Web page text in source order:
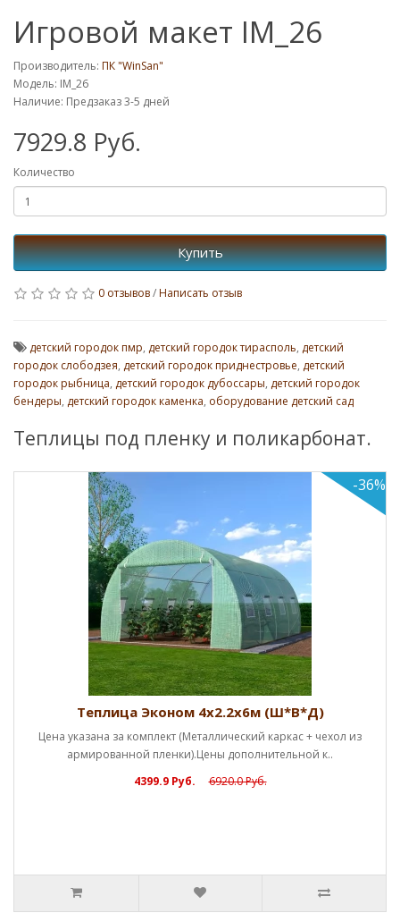
Игровой макет IM_26
Производитель: ПК "WinSan"
Модель: IM_26
Наличие: Предзаказ 3-5 дней
7929.8 Руб.
Количество
Купить
0 отзывов/Написать отзыв
детский городок пмр, детский городок тирасполь, детский
городок слободзея, детский городок приднестровье, детский
городок рыбница, детский городок дубоссары, детский городок
бендеры, детский городок каменка, оборудование детский сад
Теплицы под пленку и поликарбонат.
Теплица Эконом 4х2.2х6м (Ш*В*Д)
за комплект (Металлический каркас + чехол из
армированной пленки).Цены дополнительной к..
6920.0 Руб.
Успей